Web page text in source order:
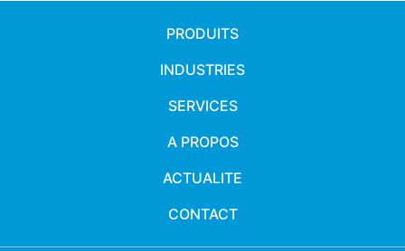
PRODUITS
INDUSTRIES
SERVICES
A PROPOS
ACTUALITE
CONTACT